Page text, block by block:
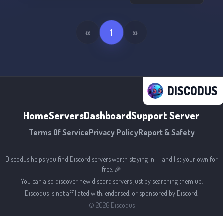
« 1 »
DISCODUS
HomeServersDashboardSupport Server
Terms Of ServicePrivacy PolicyReport & Safety
Discodus helps you find Discord servers worth staying in — and list your own for
free. 🎉
You can also discover new discord servers just by searching them up.
Discodus is not affiliated with, endorsed, or sponsored by Discord.
© 2026 Discodus